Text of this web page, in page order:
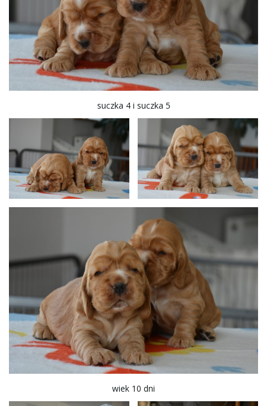
suczka 4 i suczka 5
wiek 10 dni